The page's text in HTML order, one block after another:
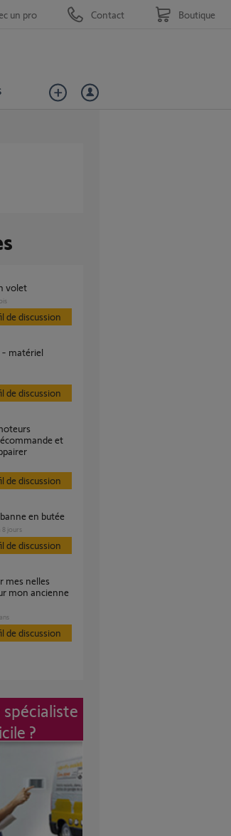
un pro Contact Boutique
volet
de discussion
de discussion
et
de discussion
en butée
8 jours
de discussion
mon ancienne
de discussion
?